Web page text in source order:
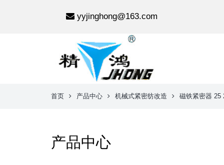
yyjinghong@163.com
首页 产品中心 机械式紧密纺改造 磁铁紧密器 25
产品中心